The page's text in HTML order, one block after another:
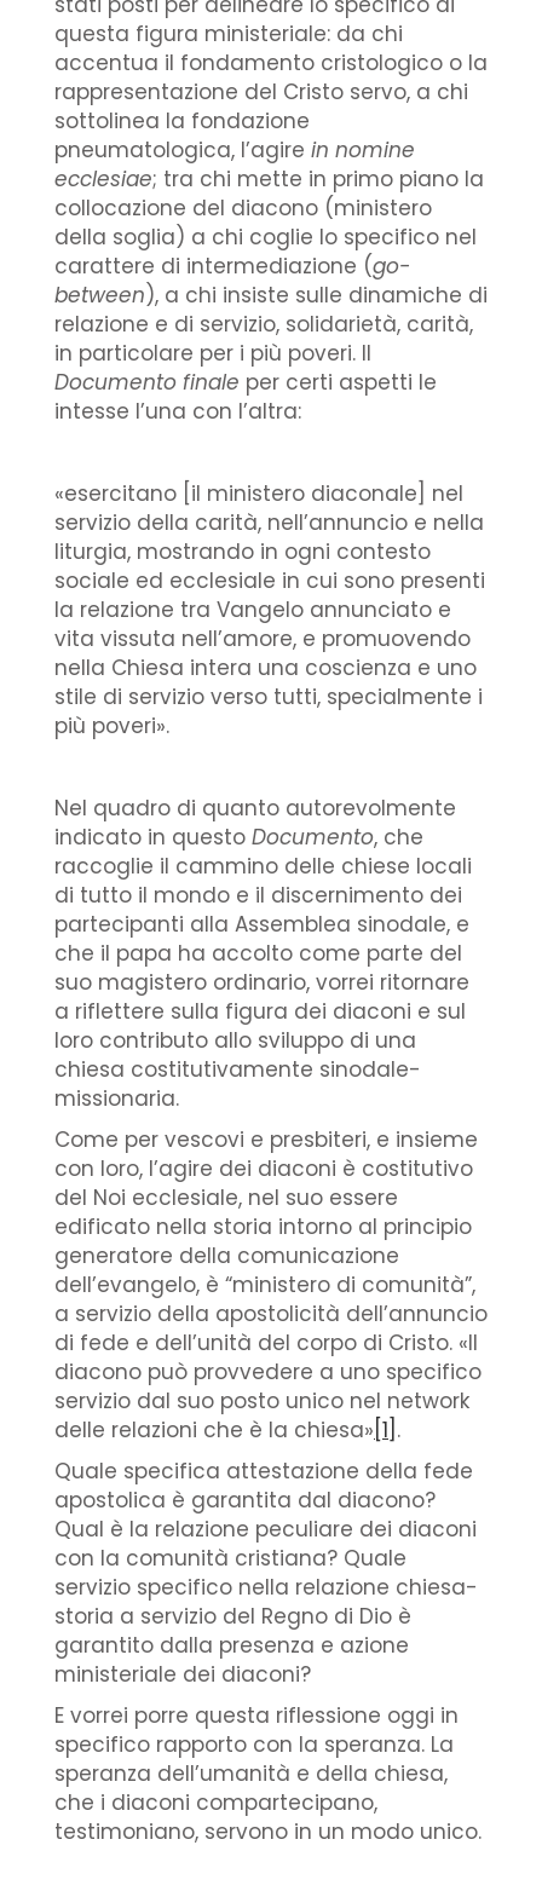
questa figura ministeriale: da chi
accentua il fondamento cristologico o la
rappresentazione del Cristo servo, a chi
sottolinea la fondazione
pneumatologica, l’agire in nomine
ecclesiae; tra chi mette in primo piano la
collocazione del diacono (ministero
della soglia) a chi coglie lo specifico nel
carattere di intermediazione (go-
between), a chi insiste sulle dinamiche di
relazione e di servizio, solidarietà, carità,
in particolare per i più poveri. Il
Documento finale per certi aspetti le
intesse l’una con l’altra:
«esercitano [il ministero diaconale] nel
servizio della carità, nell’annuncio e nella
liturgia, mostrando in ogni contesto
sociale ed ecclesiale in cui sono presenti
la relazione tra Vangelo annunciato e
vita vissuta nell’amore, e promuovendo
nella Chiesa intera una coscienza e uno
stile di servizio verso tutti, specialmente i
più poveri».
Nel quadro di quanto autorevolmente
indicato in questo Documento, che
raccoglie il cammino delle chiese locali
di tutto il mondo e il discernimento dei
partecipanti alla Assemblea sinodale, e
che il papa ha accolto come parte del
suo magistero ordinario, vorrei ritornare
a riflettere sulla figura dei diaconi e sul
loro contributo allo sviluppo di una
chiesa costitutivamente sinodale-
missionaria.
Come per vescovi e presbiteri, e insieme
con loro, l’agire dei diaconi è costitutivo
del Noi ecclesiale, nel suo essere
edificato nella storia intorno al principio
generatore della comunicazione
dell’evangelo, è “ministero di comunità”,
a servizio della apostolicità dell’annuncio
di fede e dell’unità del corpo di Cristo. «Il
diacono può provvedere a uno specifico
servizio dal suo posto unico nel network
delle relazioni che è la chiesa» [1] .
Quale specifica attestazione della fede
apostolica è garantita dal diacono?
Qual è la relazione peculiare dei diaconi
con la comunità cristiana? Quale
servizio specifico nella relazione chiesa-
storia a servizio del Regno di Dio è
garantito dalla presenza e azione
ministeriale dei diaconi?
E vorrei porre questa riflessione oggi in
specifico rapporto con la speranza. La
speranza dell’umanità e della chiesa,
che i diaconi compartecipano,
testimoniano, servono in un modo unico.